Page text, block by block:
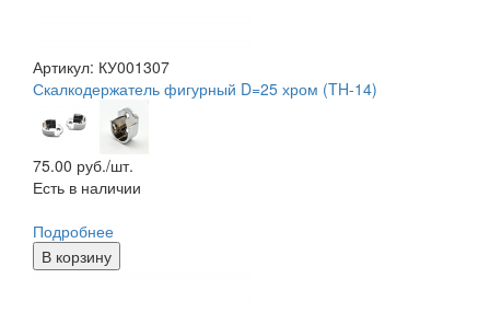
Артикул: КУ001307
Скалкодержатель фигурный D=25 хром (TH-14)
75.00 руб./шт.
Есть в наличии
Подробнее
В корзину